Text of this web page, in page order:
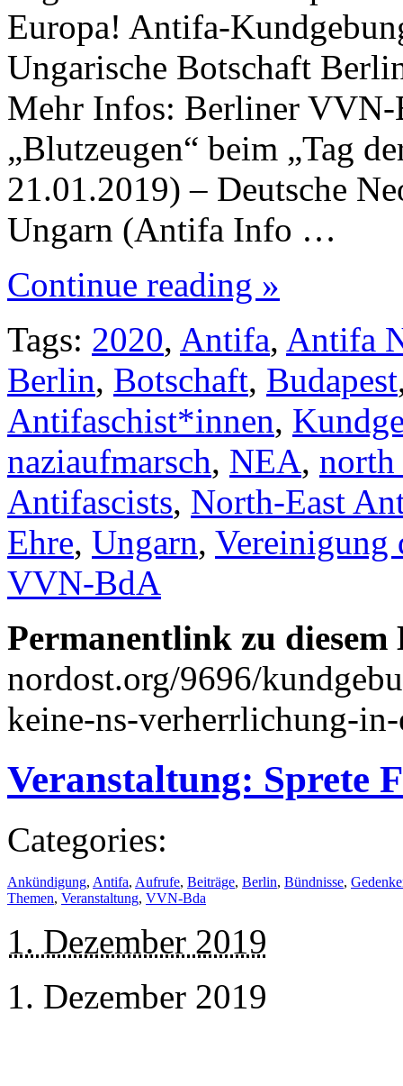
Europa! Antifa-
Ungarische Botschaft
Mehr Infos: Berliner
„Blutzeugen“ beim „Tag
21.01.2019) – Deutsche
Ungarn (Antifa Info …
Continue reading »
Tags: 2020, Antifa, Antifa
Berlin, Botschaft, Budapest
Antifaschist*innen,
naziaufmarsch, NEA, north
Antifascists, North-East
Ehre, Ungarn, Vereinigung
VVN-BdA
Permanentlink zu
nordost.org/9696/
keine-ns-verherrlichung-
Veranstaltung: Sprete
Categories:
Ankündigung, Antifa, Aufrufe, Beiträge, Berlin, Bündnisse,
Themen, Veranstaltung, VVN-Bda
1. Dezember 2019
1. Dezember 2019